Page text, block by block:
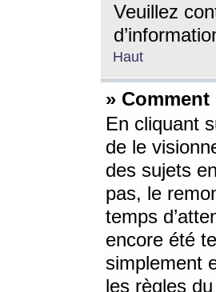
Veuillez
Haut
»
En cliquant
de le
des sujets
pas, le
temps
encore été
simplement
les règles